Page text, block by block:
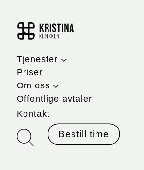
3
Tjenester
Priser
3
Om oss
Offentlige avtaler
Kontakt
Bestill time